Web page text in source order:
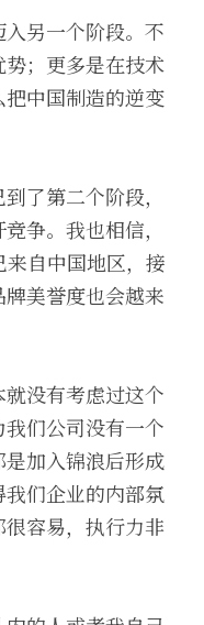
另一个阶段。不
；更多是在技术
中国制造的逆变
了第二个阶段，
争。我也相信，
自中国地区，接
美誉度也会越来
没有考虑过这个
们公司没有一个
加入锦浪后形成
们企业的内部氛
容易，执行力非